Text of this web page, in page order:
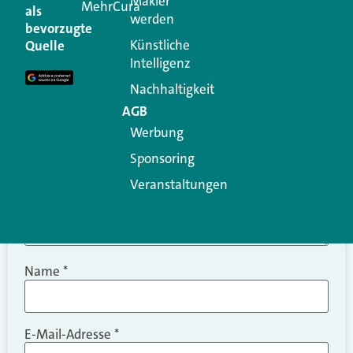
Ihre E-Mail-Adresse wird nicht veröffentlicht.
Erforderliche Felder sind mit
Kommentar
Name *
E-Mail-Adresse *
als
bevorzugte
Quelle
MehrCura
werden
Künstliche
Intelligenz
Nachhaltigkeit
AGB
Werbung
Sponsoring
Veranstaltungen